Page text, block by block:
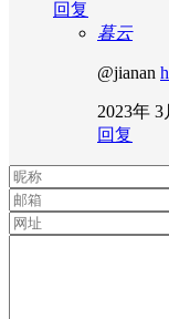
回复
暮云
@jianan
2023年 3
回复